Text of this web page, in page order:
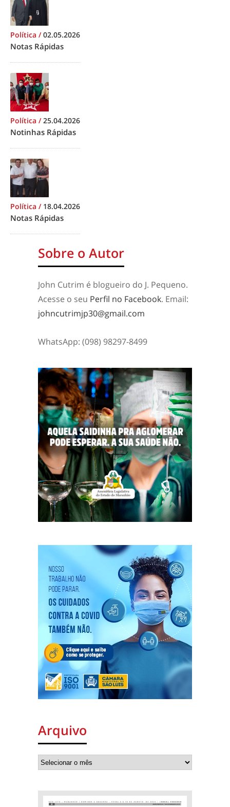
Política /02.05.2026
Notas Rápidas
Política /25.04.2026
Notinhas Rápidas
Política / 18.04.2026
Notas Rápidas
Sobre o Autor
John Cutrim é blogueiro do J. Pequeno.
Acesse o seu Perfil no Facebook. Email:
johncutrimjp30@gmail.com
WhatsApp: (098) 98297-8499
Arquivo